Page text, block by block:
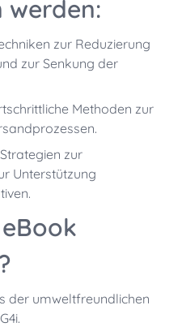
werden:
zur Reduzierung
zur Senkung der
Methoden zur
Strategien zur
Unterstützung
der umweltfreundlichen